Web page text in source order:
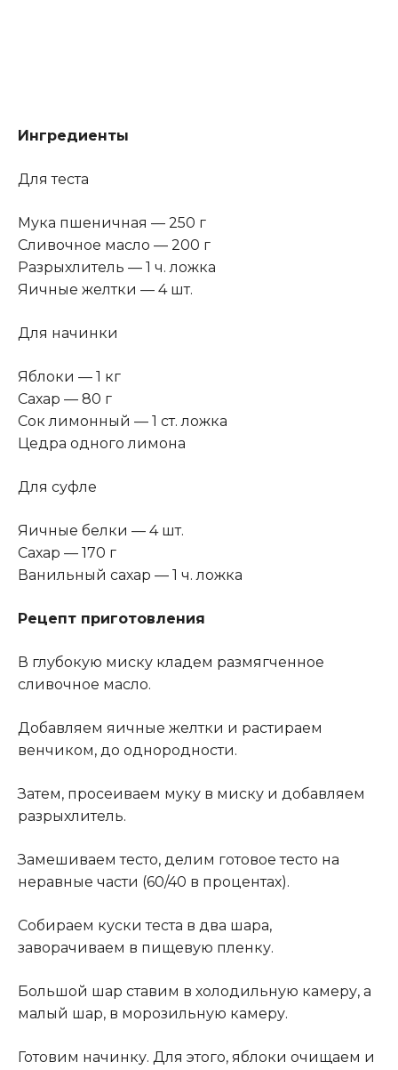
Ингредиенты
Для теста
Мука пшеничная — 250 г
Сливочное масло — 200 г
Разрыхлитель — 1 ч. ложка
Яичные желтки — 4 шт.
Для начинки
Яблоки — 1 кг
Сахар — 80 г
Сок лимонный — 1 ст. ложка
Цедра одного лимона
Для суфле
Яичные белки — 4 шт.
Сахар — 170 г
Ванильный сахар — 1 ч. ложка
Рецепт приготовления
В глубокую миску кладем размягченное
сливочное масло.
Добавляем яичные желтки и растираем
венчиком, до однородности.
Затем, просеиваем муку в миску и добавляем
разрыхлитель.
Замешиваем тесто, делим готовое тесто на
неравные части (60/40 в процентах).
Собираем куски теста в два шара,
заворачиваем в пищевую пленку.
Большой шар ставим в холодильную камеру, а
малый шар, в морозильную камеру.
Готовим начинку. Для этого, яблоки очищаем и